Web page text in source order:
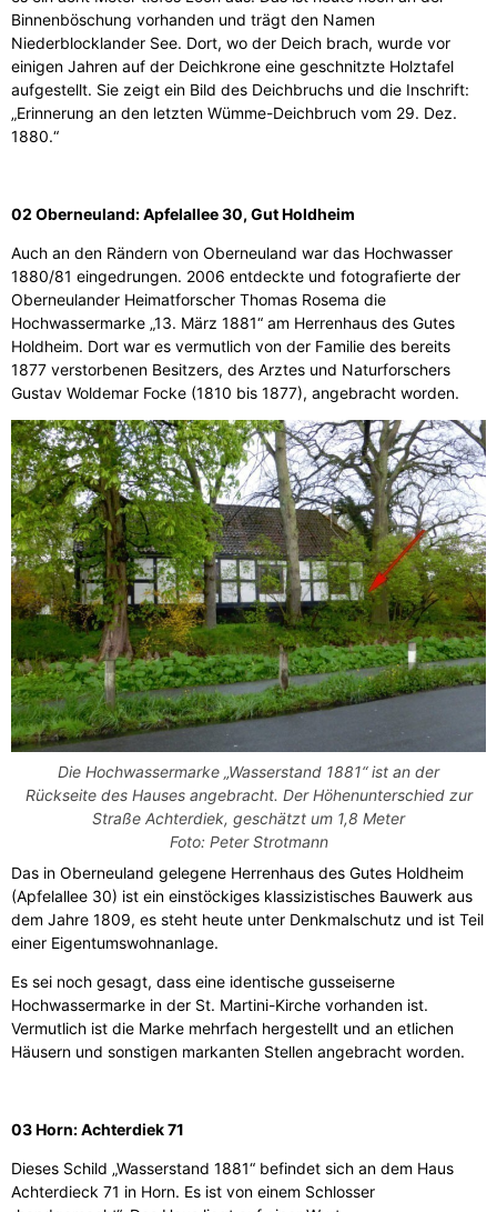
Binnenböschung vorhanden und trägt den Namen
Niederblocklander See. Dort, wo der Deich brach, wurde vor
einigen Jahren auf der Deichkrone eine geschnitzte Holztafel
aufgestellt. Sie zeigt ein Bild des Deichbruchs und die Inschrift:
„Erinnerung an den letzten Wümme-Deichbruch vom 29. Dez.
1880.“
02 Oberneuland: Apfelallee 30, Gut Holdheim
Auch an den Rändern von Oberneuland war das Hochwasser
1880/81 eingedrungen. 2006 entdeckte und fotografierte der
Oberneulander Heimatforscher Thomas Rosema die
Hochwassermarke „13. März 1881“ am Herrenhaus des Gutes
Holdheim. Dort war es vermutlich von der Familie des bereits
1877 verstorbenen Besitzers, des Arztes und Naturforschers
Gustav Woldemar Focke (1810 bis 1877), angebracht worden.
Die Hochwassermarke „Wasserstand 1881“ ist an der
Rückseite des Hauses angebracht. Der Höhenunterschied zur
Straße Achterdiek, geschätzt um 1,8 Meter
Foto: Peter Strotmann
Das in Oberneuland gelegene Herrenhaus des Gutes Holdheim
(Apfelallee 30) ist ein einstöckiges klassizistisches Bauwerk aus
dem Jahre 1809, es steht heute unter Denkmalschutz und ist Teil
einer Eigentumswohnanlage.
Es sei noch gesagt, dass eine identische gusseiserne
Hochwassermarke in der St. Martini-Kirche vorhanden ist.
Vermutlich ist die Marke mehrfach hergestellt und an etlichen
Häusern und sonstigen markanten Stellen angebracht worden.
03 Horn: Achterdiek 71
Dieses Schild „Wasserstand 1881“ befindet sich an dem Haus
Achterdieck 71 in Horn. Es ist von einem Schlosser